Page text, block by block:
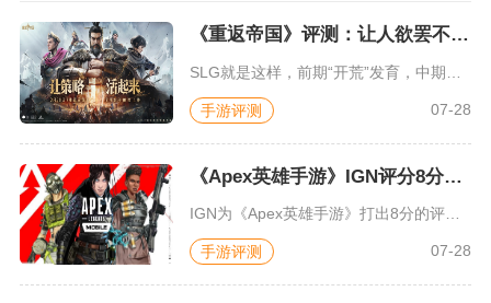
《重返帝国》评测：让人欲罢不能的新一代策略游戏
手游评测 07-28
《Apex英雄手游》IGN评分8分：对游戏未来抱有期待
IGN为《Apex英雄手游》打出8分的评价，测评者认为，《A...
手游评测 07-28